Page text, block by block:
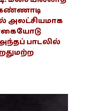
கண்ணாடி
அலட்சியமாக
பாடலில்